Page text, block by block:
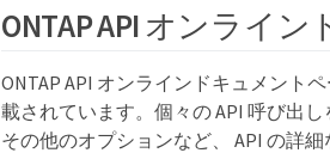
ONTAP API オンライ
ONTAP API オンラインドキュメント
載されています。個々の API 呼び出
その他のオプションなど、 API の詳